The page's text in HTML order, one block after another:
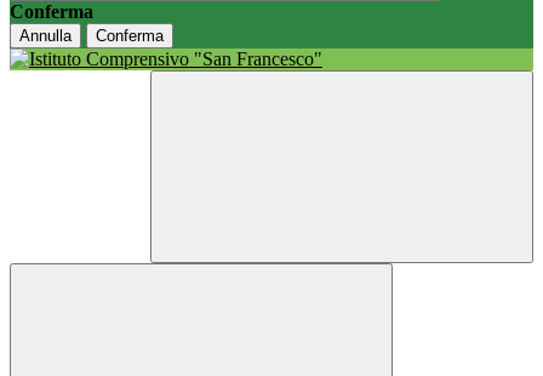
Conferma
Annulla Conferma